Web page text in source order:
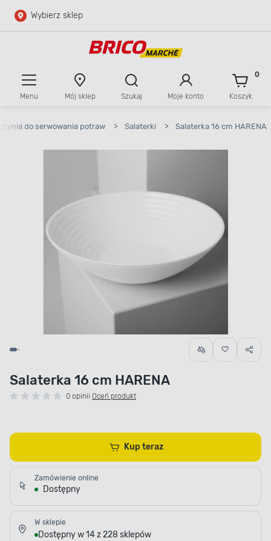
Przejdź do głównej zawartości
Wybierz sklep
Menu Mój sklep Szukaj Moje konto Koszyk
0
do serwowania potraw > Salaterki > Salaterka 16 cm HARENA
Salaterka 16 cm HARENA
0 opinii Oceń produkt
Kup teraz
Zamówienie online
Dostępny
W sklepie
Dostępny w 14 z 228 sklepów